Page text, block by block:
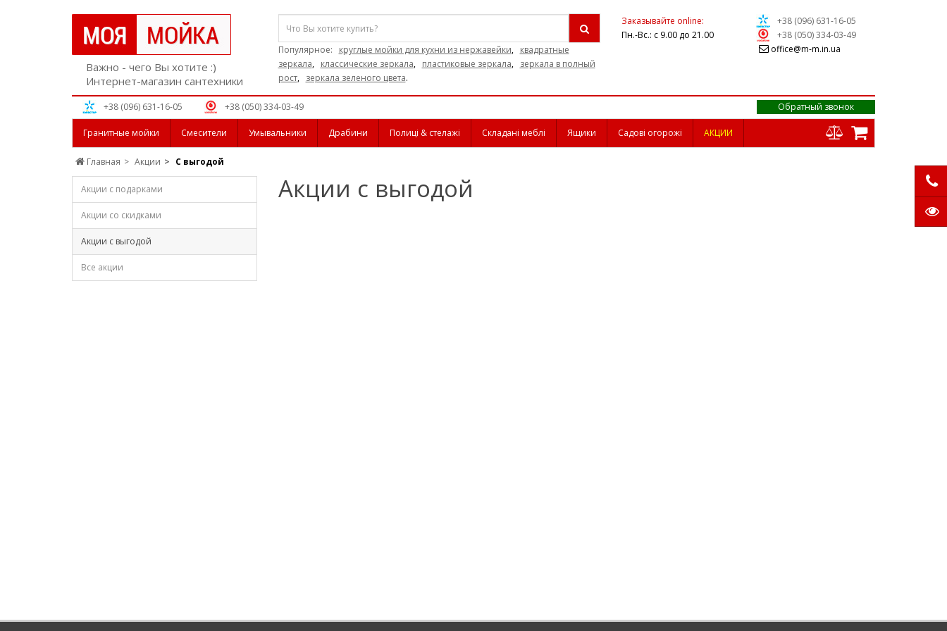
Важно - чего Вы хотите :)
Интернет-магазин сантехники
Популярное: круглые мойки для кухни из нержавейки, квадратные
зеркала, классические зеркала, пластиковые зеркала, зеркала в полный
рост, зеркала зеленого цвета.
Заказывайте online:
Пн.-Вс.: с 9.00 до 21.00
+38 (096) 631-16-05
+38 (050) 334-03-49
office@m-m.in.ua
+38 (096) 631-16-05 +38 (050) 334-03-49 Обратный звонок
Гранитные мойки Смесители Умывальники Драбини Полиці & стелажі Складані меблі Ящики Садові огорожі АКЦИИ
Главная Акции С выгодой
Акции с подарками
Акции со скидками
Акции с выгодой
Все акции
Акции с выгодой